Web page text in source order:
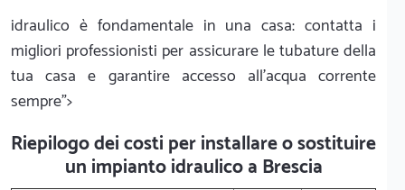
idraulico è fondamentale in una casa: contatta i
migliori professionisti per assicurare le tubature della
tua casa e garantire accesso all'acqua corrente
sempre">
Riepilogo dei costi per installare o sostituire
un impianto idraulico a Brescia